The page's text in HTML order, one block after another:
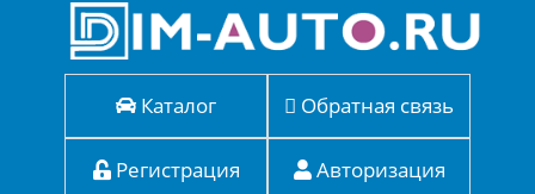
Каталог Обратная связь
Регистрация Авторизация